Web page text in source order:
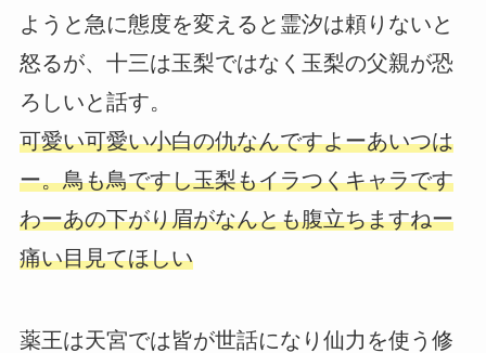
ようと急に態度を変えると霊汐は頼りないと
怒るが、十三は玉梨ではなく玉梨の父親が恐
ろしいと話す。
可愛い可愛い小白の仇なんですよーあいつは
ー。鳥も鳥ですし玉梨もイラつくキャラです
わーあの下がり眉がなんとも腹立ちますねー
痛い目見てほしい
薬王は天宮では皆が世話になり仙力を使う修